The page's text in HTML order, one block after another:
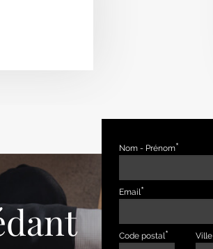
Nom - Prénom
Email
Code postal Ville